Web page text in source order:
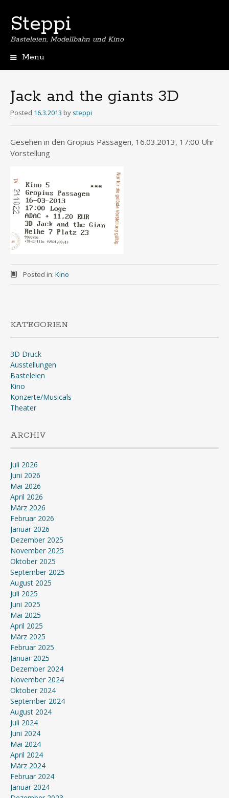
Steppi
Basteleien, Modellbahn und Kino
Menu
Jack and the giants 3D
Posted 16.3.2013 by steppi
Gesehen in den Gropius Passagen, 16.03.2013, 17:00 Uhr
Vorstellung
Posted in: Kino
KATEGORIEN
3D Druck
Ausstellungen
Basteleien
Kino
Konzerte/Musicals
Theater
ARCHIV
Juli 2026
Juni 2026
Mai 2026
April 2026
März 2026
Februar 2026
Januar 2026
Dezember 2025
November 2025
Oktober 2025
September 2025
August 2025
Juli 2025
Juni 2025
Mai 2025
April 2025
März 2025
Februar 2025
Januar 2025
Dezember 2024
November 2024
Oktober 2024
September 2024
August 2024
Juli 2024
Juni 2024
Mai 2024
April 2024
März 2024
Februar 2024
Januar 2024